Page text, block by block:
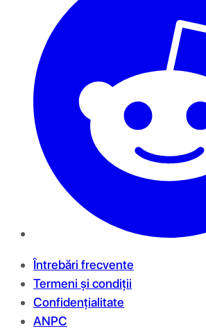
Întrebări frecvente
Termeni și condiții
Confidențialitate
ANPC